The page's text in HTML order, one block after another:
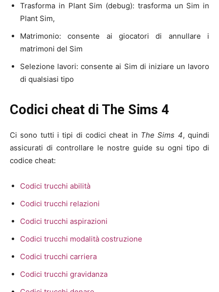
Trasforma in Plant Sim (debug): trasforma un Sim in
Plant Sim,
Matrimonio: consente ai giocatori di annullare i
matrimoni del Sim
Selezione lavori: consente ai Sim di iniziare un lavoro
di qualsiasi tipo
Codici cheat di The Sims 4
Ci sono tutti i tipi di codici cheat in The Sims 4, quindi
assicurati di controllare le nostre guide su ogni tipo di
codice cheat:
Codici trucchi abilità
Codici trucchi relazioni
Codici trucchi aspirazioni
Codici trucchi modalità costruzione
Codici trucchi carriera
Codici trucchi gravidanza